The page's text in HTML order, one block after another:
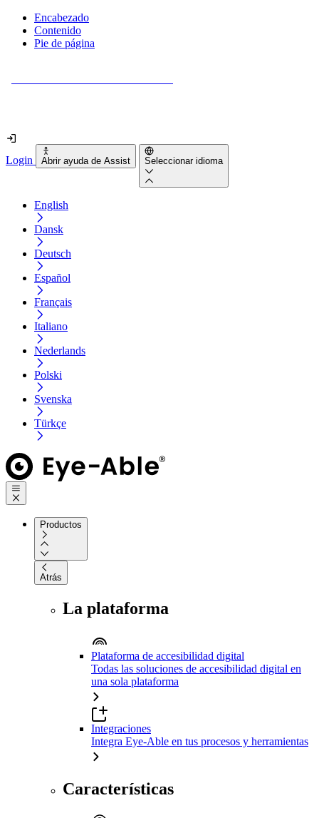
Encabezado
Contenido
Pie de página
Login Abrir ayuda de Assist Seleccionar idioma
English
Dansk
Deutsch
Español
Français
Italiano
Nederlands
Polski
Svenska
Türkçe
Productos
Atrás
La plataforma
Plataforma de accesibilidad digital
Todas las soluciones de accesibilidad digital en
una sola plataforma
Integraciones
Integra Eye-Able en tus procesos y herramientas
Características